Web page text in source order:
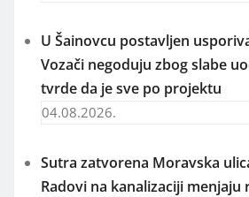
U Šainovcu postavljen
Vozači negoduju zbog slabe
tvrde da je sve po projektu
04.08.2026.
Sutra zatvorena Moravska
Radovi na kanalizaciji menjaju